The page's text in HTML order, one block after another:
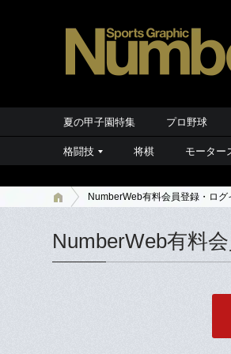
夏の甲子園特集 プロ野球
格闘技 将棋 モーター
NumberWeb有料会員登録・ログ
NumberWeb有料